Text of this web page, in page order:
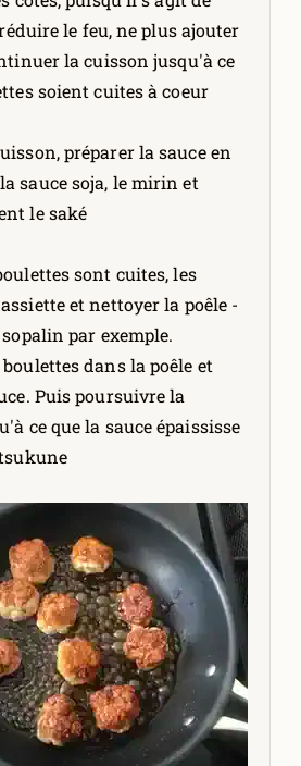
le feu, ne plus ajouter
la cuisson jusqu'à ce
soient cuites à coeur
préparer la sauce en
sauce soja, le mirin et
le saké
sont cuites, les
et nettoyer la poêle -
par exemple.
dans la poêle et
Puis poursuivre la
ce que la sauce épaississe